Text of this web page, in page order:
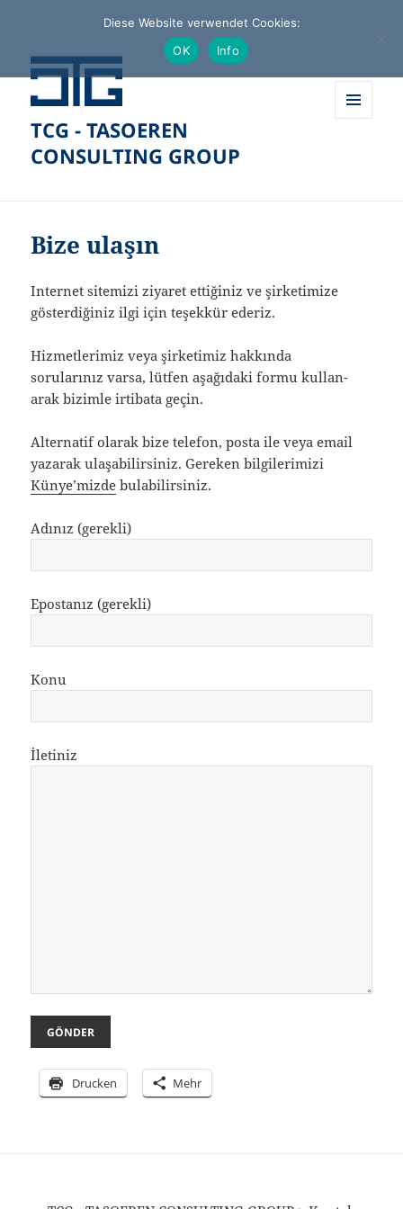
TCG - TASOEREN
CONSULTING GROUP
Bize ulaşın
Internet sitemizi ziyaret ettiğiniz ve şirke­timize
göster­diğiniz ilgi için teşekkür ederiz.
Hizmet­le­rimiz veya şirke­timiz hakkında
sorularınız varsa, lütfen aşağı­daki formu kulla­n­
arak bizimle irtibata geçin.
Alter­natif olarak bize telefon, posta ile veya email
yazarak ulaşa­bi­lir­siniz. Gereken bilgi­le­ri­mizi
Künye’­mizde bulabilirsiniz.
Adınız (gerekli)
Epostanız (gerekli)
Konu
İletiniz
Drucken Mehr
Diese Website verwendet Cookies:
OK
Info